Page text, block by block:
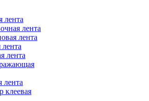
лента
лента
лента
лента
лента
клеевая